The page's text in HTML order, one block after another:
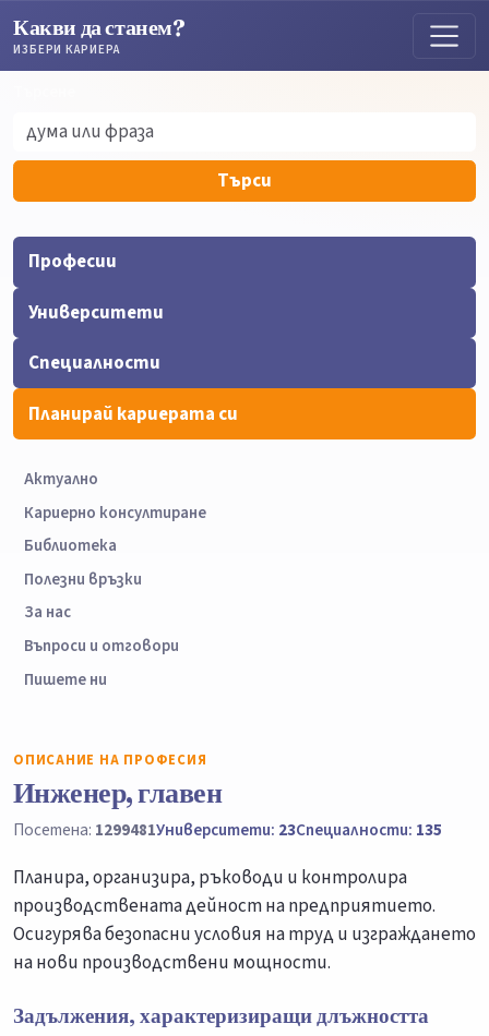
Какви да станем?
ИЗБЕРИ КАРИЕРА
Търси
Професии
Университети
Специалности
Планирай кариерата си
Актуално
Кариерно консултиране
Библиотека
Полезни връзки
За нас
Въпроси и отговори
Пишете ни
ОПИСАНИЕ НА ПРОФЕСИЯ
Инженер, главен
Посетена: 1299481Университети: 23Специалности: 135
Планира, организира, ръководи и контролира
производствената дейност на предприятието.
Осигурява безопасни условия на труд и изграждането
на нови производствени мощности.
Задължения, характеризиращи длъжността